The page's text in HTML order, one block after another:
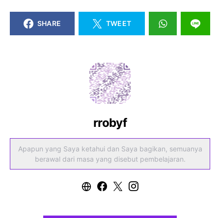
SHARE TWEET
rrobyf
Apapun yang Saya ketahui dan Saya bagikan, semuanya
berawal dari masa yang disebut pembelajaran.